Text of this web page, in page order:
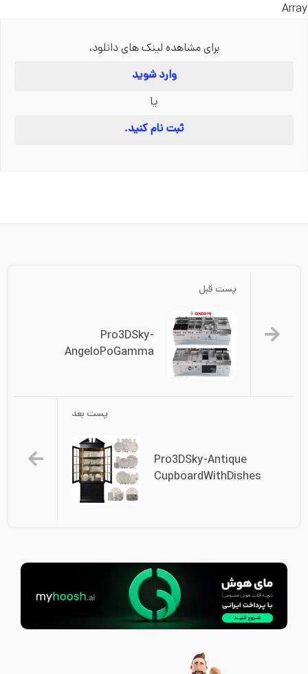
Array
برای مشاهده لینک های دانلود،
وارد شوید
یا
ثبت نام کنید.
پست قبل
Pro3DSky-
AngeloPoGamma
پست بعد
Pro3DSky-Antique
CupboardWithDishes